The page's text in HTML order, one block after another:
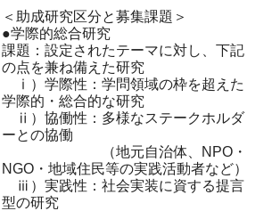
＜助成研究区分と募集課題＞
●学際的総合研究
課題：設定されたテーマに対し、下記
の点を兼ね備えた研究
ⅰ）学際性：学問領域の枠を超えた
学際的・総合的な研究
ⅱ）協働性：多様なステークホルダ
ーとの協働
（地元自治体、NPO・
NGO・地域住民等の実践活動者など）
ⅲ）実践性：社会実装に資する提言
型の研究